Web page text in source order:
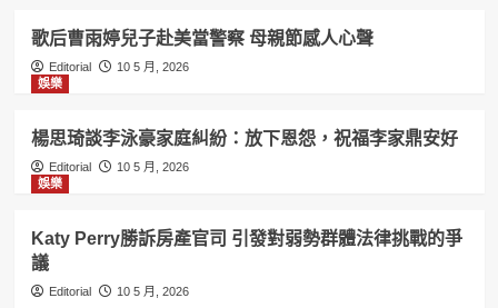
歌后曹雨婷兒子赴美當警察 母親節感人心聲
Editorial
10 5 月, 2026
娛樂
楊思琦談李泳豪家庭糾紛：放下恩怨，祝福李家鼎安好
Editorial
10 5 月, 2026
娛樂
Katy Perry勝訴房產官司 引發對弱勢群體法律挑戰的爭
議
Editorial 10 5 月, 2026